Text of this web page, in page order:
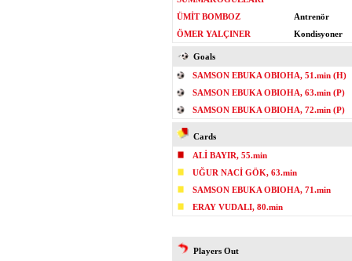
ÜMİT BOMBOZ
Antrenör
ÖMER YALÇINER
Kondisyoner
Goals
SAMSON EBUKA OBIOHA, 51.min (H)
SAMSON EBUKA OBIOHA, 63.min (P)
SAMSON EBUKA OBIOHA, 72.min (P)
Cards
ALİ BAYIR, 55.min
UĞUR NACİ GÖK, 63.min
SAMSON EBUKA OBIOHA, 71.min
ERAY VUDALI, 80.min
Players Out